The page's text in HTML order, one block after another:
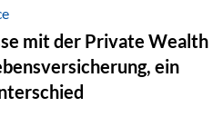
tätige Personen in der
die Weiterbildungsdatenbank
Bildungsmaßnahmen
werden. „gut beraten“
können unsere
mit der Private Wealth
ein